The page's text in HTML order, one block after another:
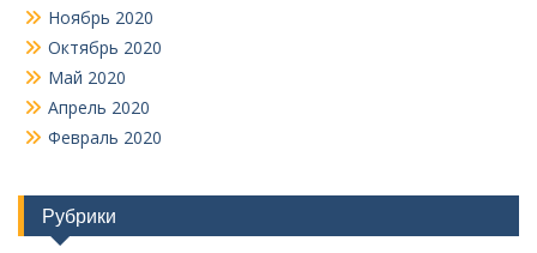
Ноябрь 2020
Октябрь 2020
Май 2020
Апрель 2020
Февраль 2020
Рубрики